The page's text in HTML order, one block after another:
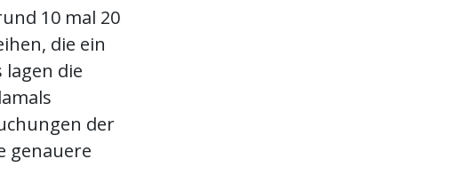
10 mal 20
die ein
lagen die
der
genauere